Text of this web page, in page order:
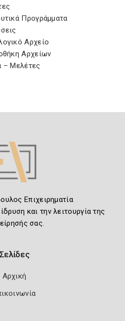
Προγράμματα
Αρχείο
Αρχείων
– Μελέτες
Επιχειρηματία
και την λειτουργία της
σας.
Σελίδες
Αρχική